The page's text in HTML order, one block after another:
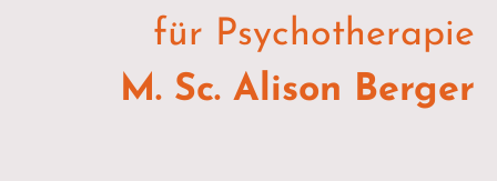
für Psychotherapie
M. Sc. Alison Berger